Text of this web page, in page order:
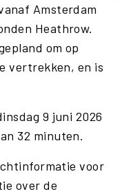
Amsterdam
Heathrow.
om op
vertrekken, en is
9 juni 2026
32 minuten.
voor
over de